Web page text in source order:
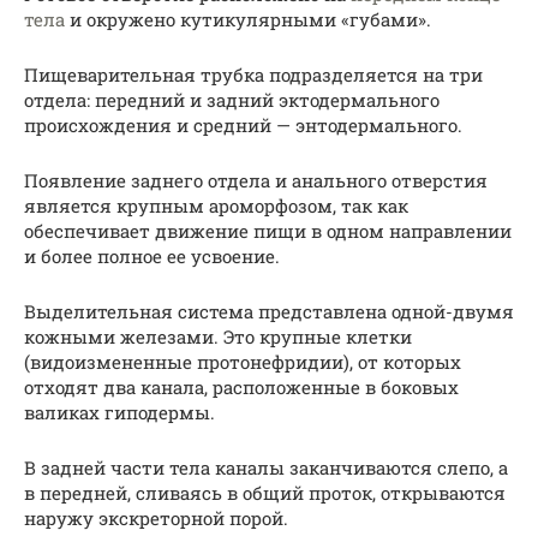
тела и окружено кутикулярными «губами».
Пищеварительная трубка подразделяется на три
отдела: передний и задний эктодермального
происхождения и средний — энтодермального.
Появление заднего отдела и анального отверстия
является крупным ароморфозом, так как
обеспечивает движение пищи в одном направлении
и более полное ее усвоение.
Выделительная система представлена одной-двумя
кожными железами. Это крупные клетки
(видоизмененные протонефридии), от которых
отходят два канала, расположенные в боковых
валиках гиподермы.
В задней части тела каналы заканчиваются слепо, а
в передней, сливаясь в общий проток, открываются
наружу экскреторной порой.